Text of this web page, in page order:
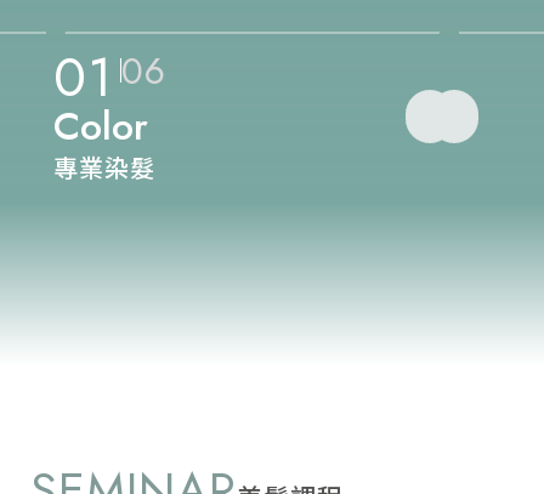
01 06
Color
專業染髮